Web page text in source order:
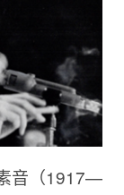
音（1917—